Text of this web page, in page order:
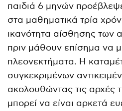
παιδιά 6 μηνών
στα μαθηματικά τρία
ικανότητα αίσθησης των
πριν μάθουν επίσημα να
πλεονεκτήματα. Η
συγκεκριμένων
ακολουθώντας τις αρχές
μπορεί να είναι αρκετά